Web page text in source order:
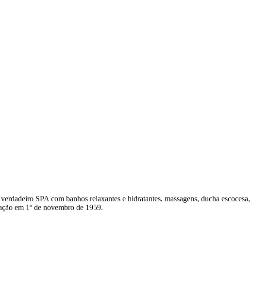
SPA com banhos relaxantes e hidratantes, massagens, ducha escocesa,
em 1º de novembro de 1959.